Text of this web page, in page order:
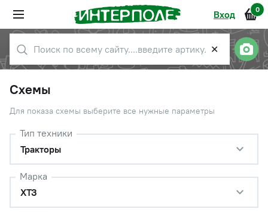
Вход 0
✕
Схемы
Для показа схемы выберите все нужные параметры
Тип техники
Тракторы
Марка
ХТЗ